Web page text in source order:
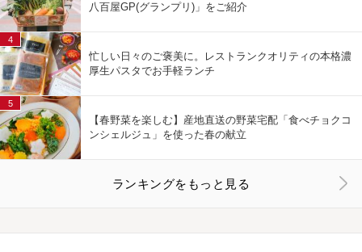
八百屋GP(グランプリ)」をご紹介
忙しい日々のご褒美に。レストランクオリティの本格濃
厚生パスタでお手軽ランチ
4
【春野菜を楽しむ】産地直送の野菜宅配「食べチョクコ
ンシェルジュ」を使った春の献立
5
ランキングをもっと見る